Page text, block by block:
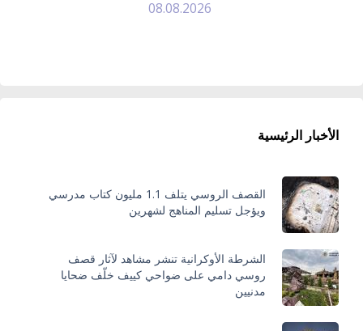
08.08.2026
الأخبار الرئيسية
القصف الروسي يتلف 1.1 مليون كتاب مدرسي
ويؤجل تسليم المناهج لشهرين
الشرطة الأوكرانية تنشر مشاهد لآثار قصف
روسي دامي على ضواحي كييف خلّف ضحايا
مدنيين